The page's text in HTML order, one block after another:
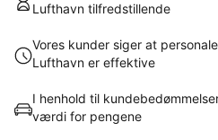
Lufthavn tilfredstillende
Vores kunder siger at
Lufthavn er effektive
I henhold til
værdi for pengene